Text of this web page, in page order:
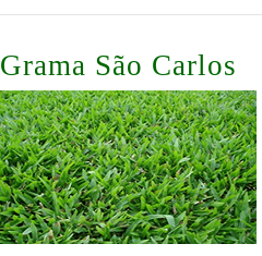
Grama São Carlos